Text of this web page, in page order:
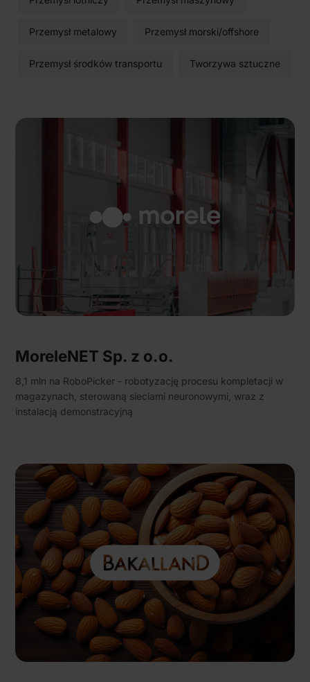
Przemysł metalowy Przemysł morski/offshore
Przemysł środków transportu Tworzywa sztuczne
MoreleNET Sp. z o.o.
8,1 mln na RoboPicker - robotyzację procesu kompletacji w
magazynach, sterowaną sieciami neuronowymi, wraz z
instalacją demonstracyjną